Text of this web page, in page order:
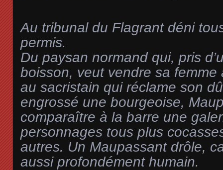
Au tribunal du Flagrant déni
permis.
Du paysan normand qui, pris
boisson, veut vendre sa femme
au sacristain qui réclame son
engrossé une bourgeoise,
comparaître à la barre une
personnages tous plus
autres. Un Maupassant drôle,
aussi profondément humain.